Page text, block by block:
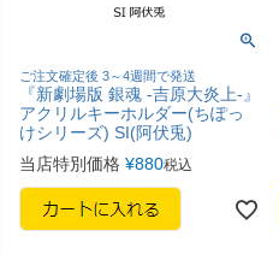
ご注文確定後 3～4週間で発送
『新劇場版 銀魂 -吉原大炎上-』
アクリルキーホルダー(ちぽっ
けシリーズ) SI(阿伏兎)
当店特別価格 ¥880税込